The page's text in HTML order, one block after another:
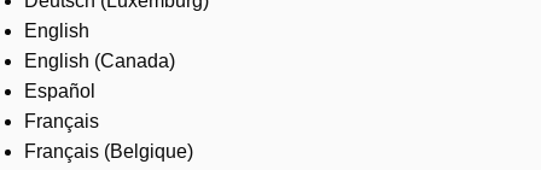
Careers
English
English (Canada)
Español
Français
Français (Belgique)